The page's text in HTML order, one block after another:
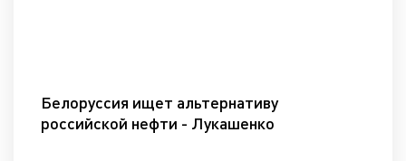
Белоруссия ищет альтернативу
российской нефти - Лукашенко